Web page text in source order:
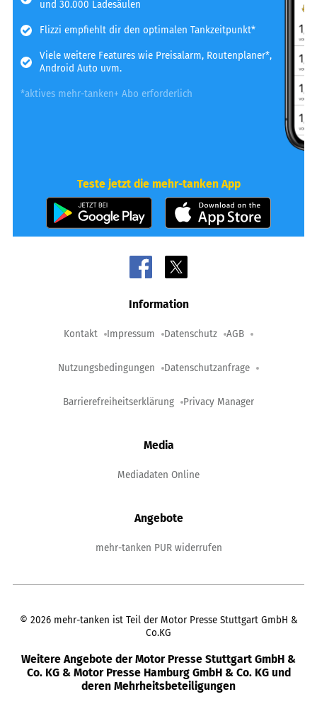
und 30.000 Ladesäulen
Flizzi empfiehlt dir den optimalen Tankzeitpunkt*
Viele weitere Features wie Preisalarm, Routenplaner*,
Android Auto uvm.
*aktives mehr-tanken+ Abo erforderlich
Teste jetzt die mehr-tanken App
Information
Kontakt Impressum Datenschutz AGB
Nutzungsbedingungen Datenschutzanfrage
Barrierefreiheitserklärung Privacy Manager
Media
Mediadaten Online
Angebote
mehr-tanken PUR widerrufen
© 2026 mehr-tanken ist Teil der Motor Presse Stuttgart GmbH &
Co.KG
Weitere Angebote der Motor Presse Stuttgart GmbH &
Co. KG & Motor Presse Hamburg GmbH & Co. KG und
deren Mehrheitsbeteiligungen